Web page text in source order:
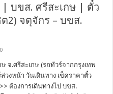
บขส. ศรีสะเกษ | ตั๋ว
2) จตุจักร – บขส.
0
จ.ศรีสะเกษ (รถทัวร์จากกรุงเทพ
วงหน้า วันเดินทาง เช็คราคาตั๋ว
ต้องการเดินทางไป บขส.